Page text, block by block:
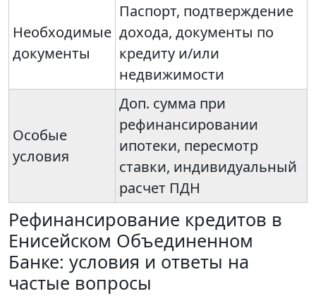
Необходимые
документы
Паспорт, подтверждение
дохода, документы по
кредиту и/или
недвижимости
Особые
условия
Доп. сумма при
рефинансировании
ипотеки, пересмотр
ставки, индивидуальный
расчет ПДН
Рефинансирование кредитов в
Енисейском Объединенном
Банке: условия и ответы на
частые вопросы